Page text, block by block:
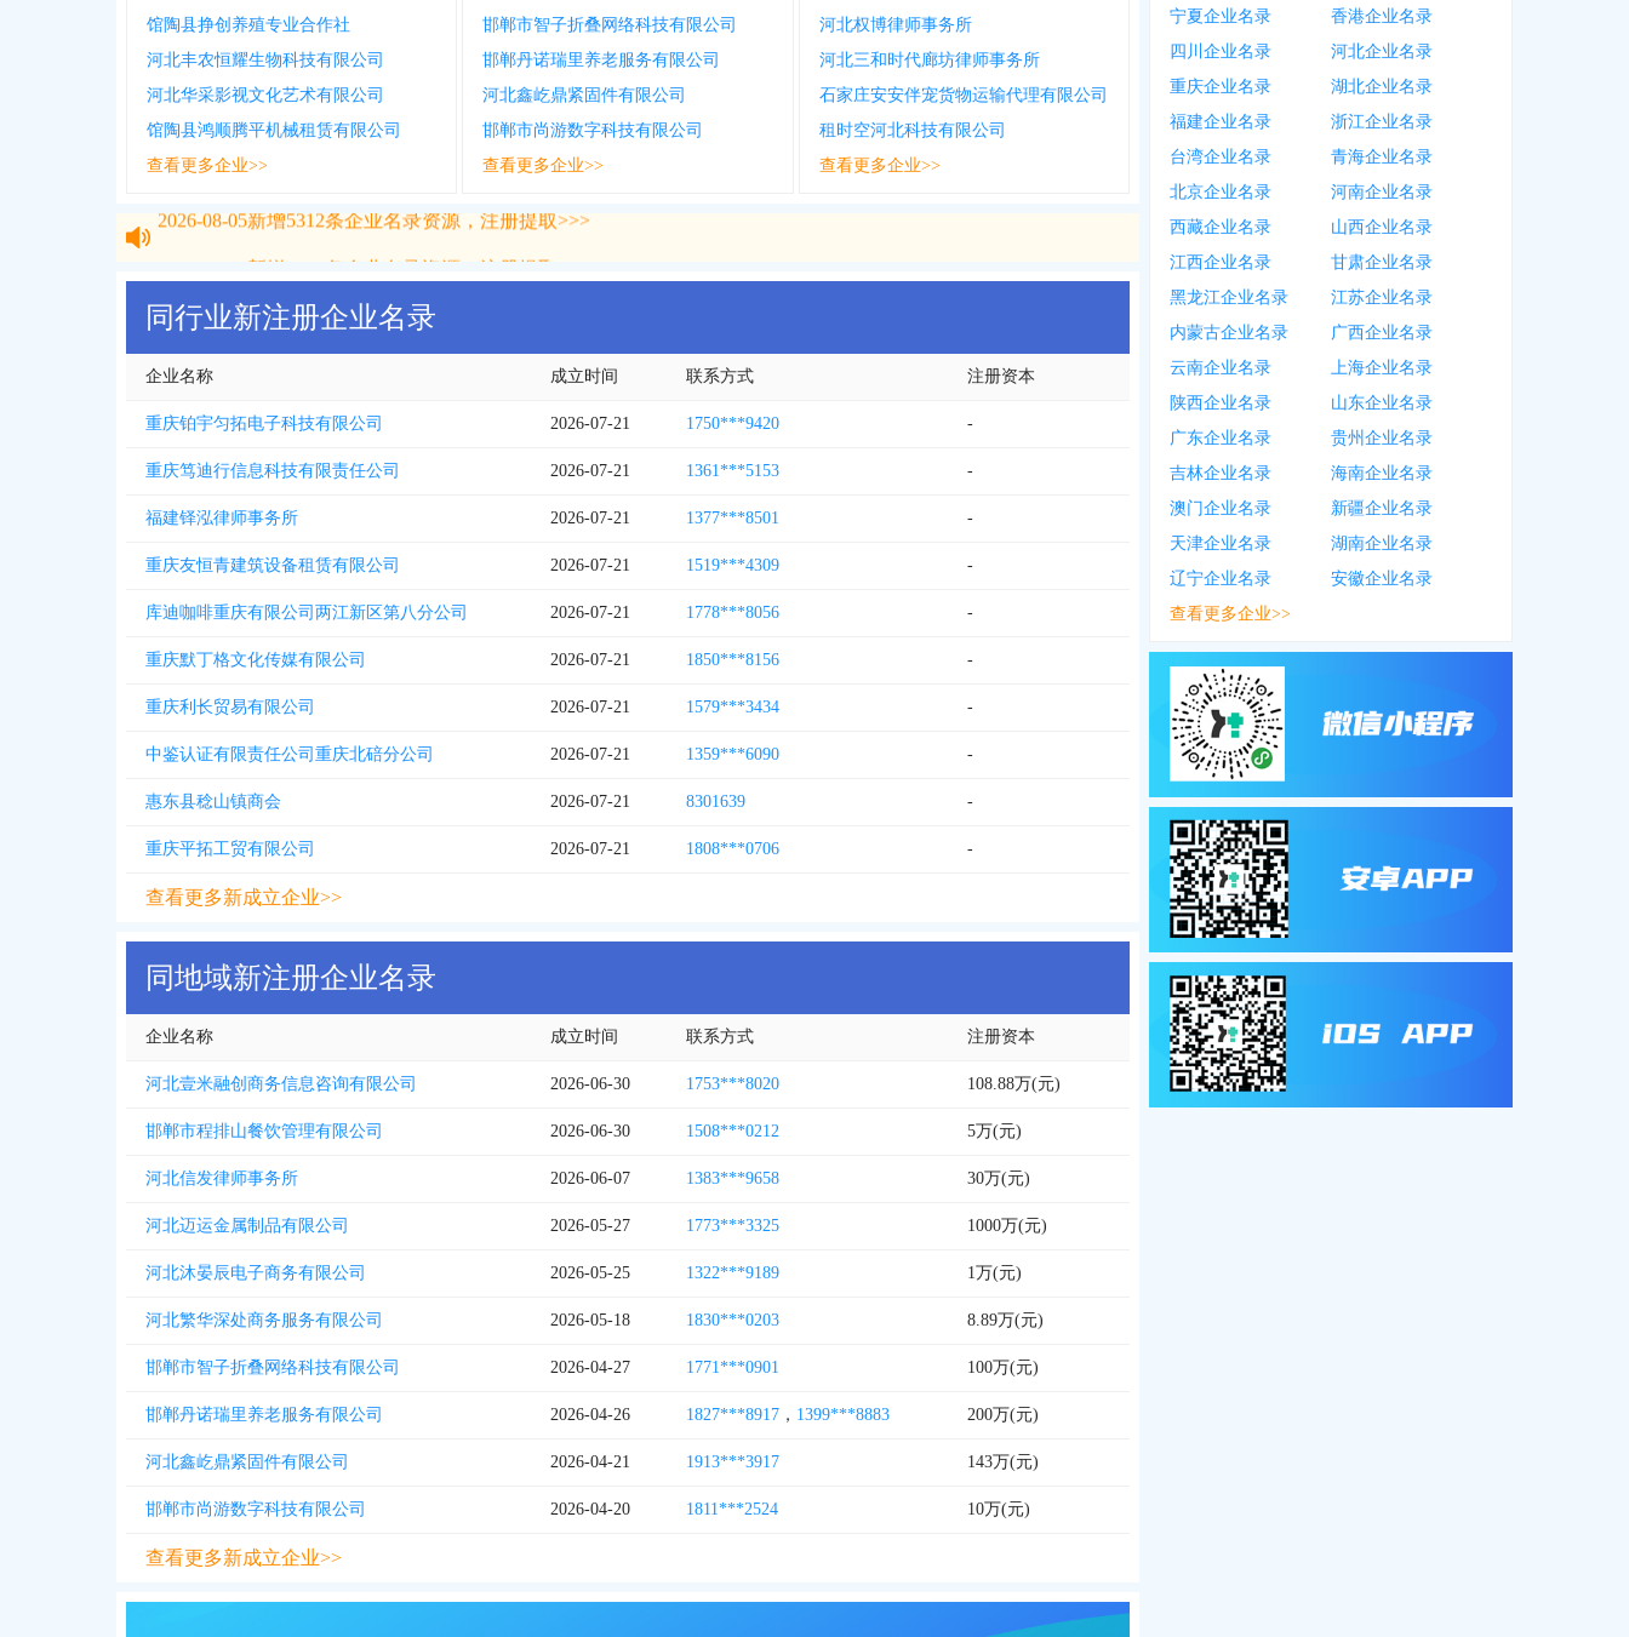
馆陶县挣创养殖专业合作社
河北丰农恒耀生物科技有限公司
河北华采影视文化艺术有限公司
馆陶县鸿顺腾平机械租赁有限公司
查看更多企业>>
邯郸市智子折叠网络科技有限公司
邯郸丹诺瑞里养老服务有限公司
河北鑫屹鼎紧固件有限公司
邯郸市尚游数字科技有限公司
查看更多企业>>
河北权博律师事务所
河北三和时代廊坊律师事务所
石家庄安安伴宠货物运输代理有限公司
租时空河北科技有限公司
查看更多企业>>
同行业新注册企业名录
企业名称 成立时间 联系方式 注册资本
重庆铂宇匀拓电子科技有限公司 2026-07-21 1750***9420 -
重庆笃迪行信息科技有限责任公司 2026-07-21 1361***5153 -
福建铎泓律师事务所 2026-07-21 1377***8501 -
重庆友恒青建筑设备租赁有限公司 2026-07-21 1519***4309 -
库迪咖啡重庆有限公司两江新区第八分公司 2026-07-21 1778***8056 -
重庆默丁格文化传媒有限公司 2026-07-21 1850***8156 -
重庆利长贸易有限公司 2026-07-21 1579***3434 -
中鉴认证有限责任公司重庆北碚分公司 2026-07-21 1359***6090 -
惠东县稔山镇商会 2026-07-21 8301639 -
重庆平拓工贸有限公司 2026-07-21 1808***0706 -
查看更多新成立企业>>
同地域新注册企业名录
企业名称 成立时间 联系方式 注册资本
河北壹米融创商务信息咨询有限公司 2026-06-30 1753***8020 108.88万(元)
邯郸市程排山餐饮管理有限公司 2026-06-30 1508***0212 5万(元)
河北信发律师事务所 2026-06-07 1383***9658 30万(元)
河北迈运金属制品有限公司 2026-05-27 1773***3325 1000万(元)
河北沐晏辰电子商务有限公司 2026-05-25 1322***9189 1万(元)
河北繁华深处商务服务有限公司 2026-05-18 1830***0203 8.89万(元)
邯郸市智子折叠网络科技有限公司 2026-04-27 1771***0901 100万(元)
邯郸丹诺瑞里养老服务有限公司 2026-04-26 1827***8917 ， 1399***8883 200万(元)
河北鑫屹鼎紧固件有限公司 2026-04-21 1913***3917 143万(元)
邯郸市尚游数字科技有限公司 2026-04-20 1811***2524 10万(元)
查看更多新成立企业>>
宁夏企业名录
香港企业名录
四川企业名录
河北企业名录
重庆企业名录
湖北企业名录
福建企业名录
浙江企业名录
台湾企业名录
青海企业名录
北京企业名录
河南企业名录
西藏企业名录
山西企业名录
江西企业名录
甘肃企业名录
黑龙江企业名录
江苏企业名录
内蒙古企业名录
广西企业名录
云南企业名录
上海企业名录
陕西企业名录
山东企业名录
广东企业名录
贵州企业名录
吉林企业名录
海南企业名录
澳门企业名录
新疆企业名录
天津企业名录
湖南企业名录
辽宁企业名录
安徽企业名录
查看更多企业>>